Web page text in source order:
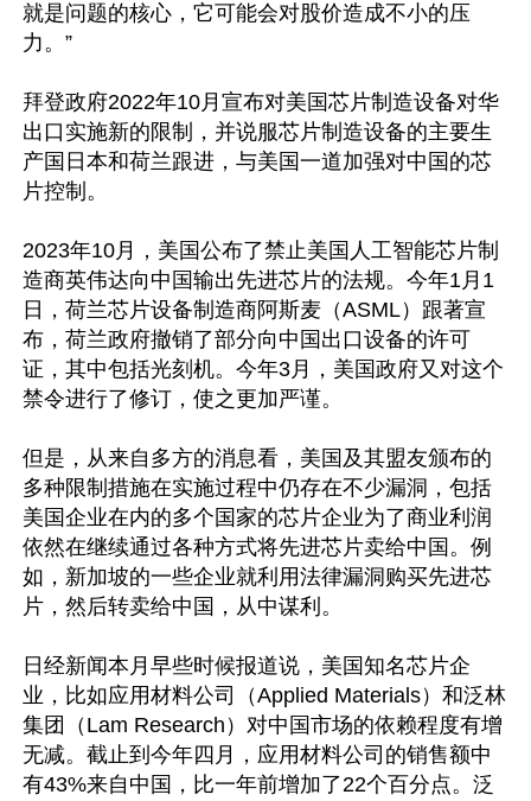
就是问题的核心，它可能会对股价造成不小的压
力。”
拜登政府2022年10月宣布对美国芯片制造设备对华
出口实施新的限制，并说服芯片制造设备的主要生
产国日本和荷兰跟进，与美国一道加强对中国的芯
片控制。
2023年10月，美国公布了禁止美国人工智能芯片制
造商英伟达向中国输出先进芯片的法规。今年1月1
日，荷兰芯片设备制造商阿斯麦（ASML）跟著宣
布，荷兰政府撤销了部分向中国出口设备的许可
证，其中包括光刻机。今年3月，美国政府又对这个
禁令进行了修订，使之更加严谨。
但是，从来自多方的消息看，美国及其盟友颁布的
多种限制措施在实施过程中仍存在不少漏洞，包括
美国企业在内的多个国家的芯片企业为了商业利润
依然在继续通过各种方式将先进芯片卖给中国。例
如，新加坡的一些企业就利用法律漏洞购买先进芯
片，然后转卖给中国，从中谋利。
日经新闻本月早些时候报道说，美国知名芯片企
业，比如应用材料公司（Applied Materials）和泛林
集团（Lam Research）对中国市场的依赖程度有增
无减。截止到今年四月，应用材料公司的销售额中
有43%来自中国，比一年前增加了22个百分点。泛